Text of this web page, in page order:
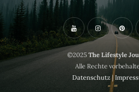
©2025The Lifestyle
Alle Rechte
Datenschutz|